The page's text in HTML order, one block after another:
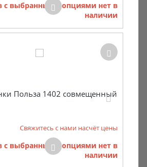
с выбранными опциями нет в
наличии
Польза 1402 совмещенный
Свяжитесь с нами насчёт цены
с выбранными опциями нет в
наличии